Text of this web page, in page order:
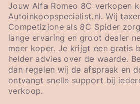
Jouw Alfa Romeo 8C verkopen
Autoinkoopspecialist.nl. Wij
Competizione als 8C Spider
lange ervaring en groot dealer
meer koper. Je krijgt een gratis
helder advies over de waarde.
dan regelen wij de afspraak en
ontvangt snelle support bij
verkoop.